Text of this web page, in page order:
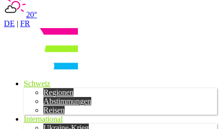
20°
DE | FR
Schweiz
Regionen
Abstimmungen
Reisen
International